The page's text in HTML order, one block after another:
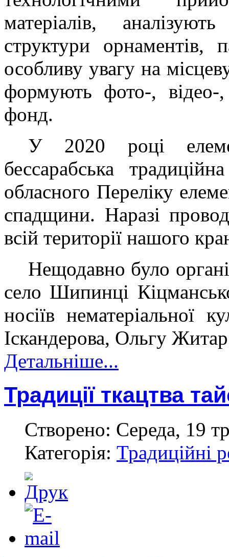
матеріалів,
структури орнаментів,
особливу увагу на
формують фото-, відео-,
фонд.
У 2020 році
бессарабська
обласного Переліку
спадщини. Наразі
всій території нашого
Нещодавно було
село Шипинці
носіїв нематеріальної
Іскандерова, Ольгу
Детальніше...
Традиції ткацтва
Створено: Середа, 19
Категорія: Традиційні